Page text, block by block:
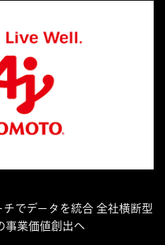
でデータを統合 全社横断型
事業価値創出へ